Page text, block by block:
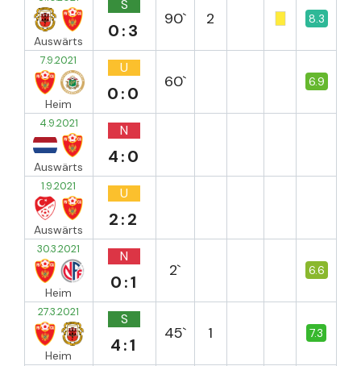
Auswärts
S
0:3
90` 2 8.3
7.9.2021
Heim
U
0:0
60` 6.9
4.9.2021
Auswärts
N
4:0
1.9.2021
Auswärts
U
2:2
30.3.2021
Heim
N
0:1
2` 6.6
27.3.2021
Heim
S
4:1
45` 1 7.3